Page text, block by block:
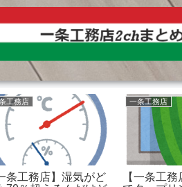
工務店
条工務店】湿気がど
一条工務店
【一条工